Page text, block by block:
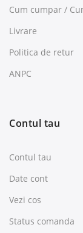
Cum cumpar /
Livrare
Politica de retur
ANPC
Contul tau
Contul tau
Date cont
Vezi cos
Status comanda